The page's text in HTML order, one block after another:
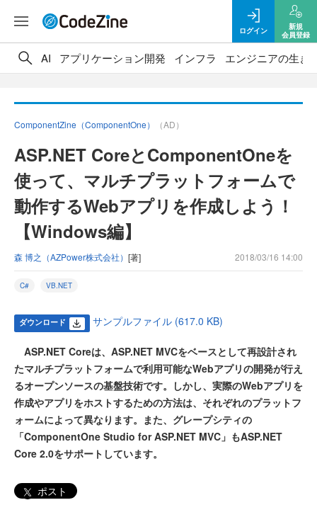
ログイン
新規
会員登録
AI アプリケーション開発 インフラ エンジニアの生き
ComponentZine（ComponentOne） （AD）
ASP.NET CoreとComponentOneを
使って、マルチプラットフォームで
動作するWebアプリを作成しよう！
【Windows編】
森 博之（AZPower株式会社） [著] 2018/03/16 14:00
C# VB.NET
ダウンロード サンプルファイル (617.0 KB)
ASP.NET Coreは、ASP.NET MVCをベースとして再設計され
たマルチプラットフォームで利用可能なWebアプリの開発が行え
るオープンソースの基盤技術です。しかし、実際のWebアプリを
作成やアプリをホストするための方法は、それぞれのプラットフ
ォームによって異なります。また、グレープシティの
「ComponentOne Studio for ASP.NET MVC」もASP.NET
Core 2.0をサポートしています。
ポスト